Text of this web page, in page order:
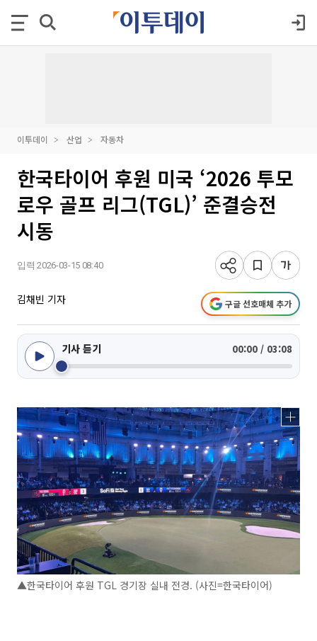
이투데이 산업 자동차
한국타이어 후원 미국 ‘2026 투모
로우 골프 리그(TGL)’ 준결승전
시동
입력 2026-03-15 08:40
김채빈 기자 구글 선호매체 추가
기사 듣기 00:00 / 03:08
▲한국타이어 후원 TGL 경기장 실내 전경. (사진=한국타이어)